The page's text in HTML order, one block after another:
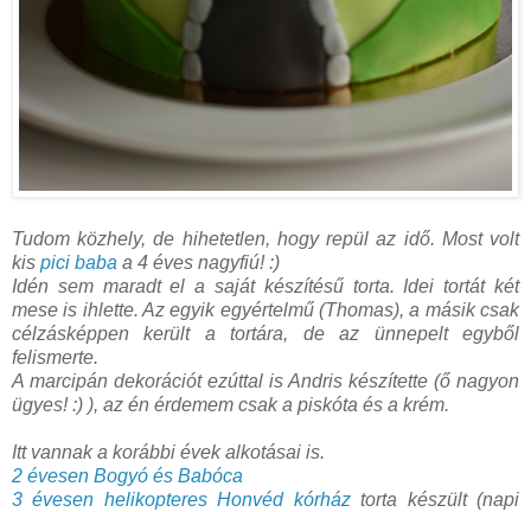
Tudom közhely, de hihetetlen, hogy repül az idő. Most volt
kis pici baba a 4 éves nagyfiú! :)
Idén sem maradt el a saját készítésű torta. Idei tortát két
mese is ihlette. Az egyik egyértelmű (Thomas), a másik csak
célzásképpen került a tortára, de az ünnepelt egyből
felismerte.
A marcipán dekorációt ezúttal is Andris készítette (ő nagyon
ügyes! :) ), az én érdemem csak a piskóta és a krém.
Itt vannak a korábbi évek alkotásai is.
2 évesen Bogyó és Babóca
3 évesen helikopteres Honvéd kórháztorta készült (napi